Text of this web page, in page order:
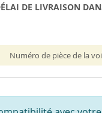
DE LIVRAISON
Numéro de pièce de la